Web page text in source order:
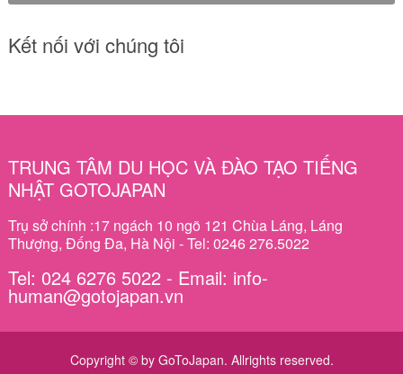
Kết nối với chúng tôi
TRUNG TÂM DU HỌC VÀ ĐÀO TẠO TIẾNG
NHẬT GOTOJAPAN
Trụ sở chính :17 ngách 10 ngõ 121 Chùa Láng, Láng
Thượng, Đống Đa, Hà Nội - Tel: 0246 276.5022
Tel: 024 6276 5022 - Email: info-
human@gotojapan.vn
Copyright © by GoToJapan. Allrights reserved.